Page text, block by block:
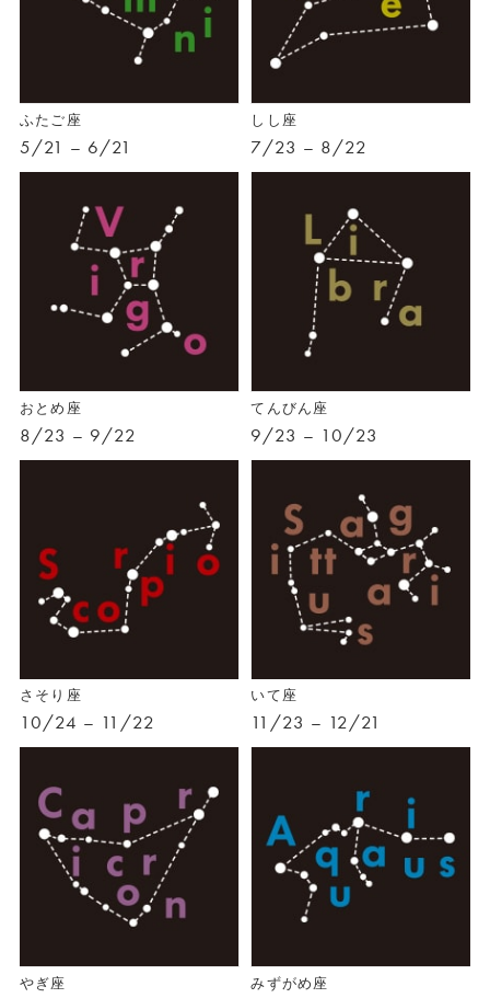
ふたご座
5/21 – 6/21
しし座
7/23 – 8/22
おとめ座
8/23 – 9/22
てんびん座
9/23 – 10/23
さそり座
10/24 – 11/22
いて座
11/23 – 12/21
やぎ座 みずがめ座